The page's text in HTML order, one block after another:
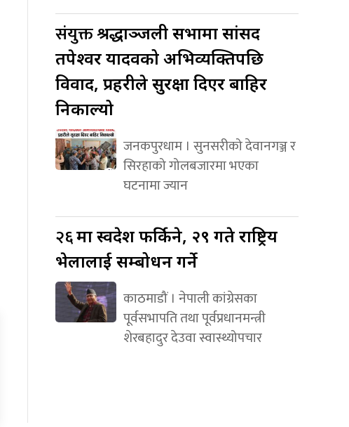
संयुक्तश्रद्धाञ्जली सभामा सांसद
तपेश्वर यादवको अभिव्यक्तिपछि
विवाद, प्रहरीले सुरक्षा दिएर बाहिर
निकाल्यो
जनकपुरधाम । सुनसरीको देवानगञ्ज र
सिरहाको गोलबजारमा भएका
घटनामा ज्यान
२६मा स्वदेश फर्किने, २९ गते राष्ट्रिय
भेलालाई सम्बोधन गर्ने
काठमाडौं । नेपाली कांग्रेसका
पूर्वसभापति तथा पूर्वप्रधानमन्त्री
शेरबहादुर देउवा स्वास्थ्योपचार